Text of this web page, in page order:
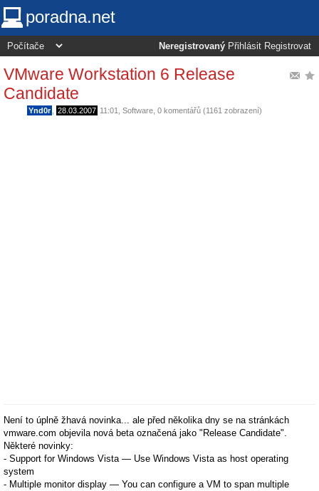
poradna.net
Neregistrovaný Přihlásit Registrovat
VMware Workstation 6 Release
Candidate
Ynd0r 28.03.2007 11:01 Software , 0 komentářů (1161 zobrazení)
Není to úplně žhavá novinka... ale před několika dny se na stránkách
vmware.com objevila nová beta označená jako "Release Candidate".
Některé novinky:
- Support for Windows Vista — Use Windows Vista as host operating
system
- Multiple monitor display — You can configure a VM to span multiple